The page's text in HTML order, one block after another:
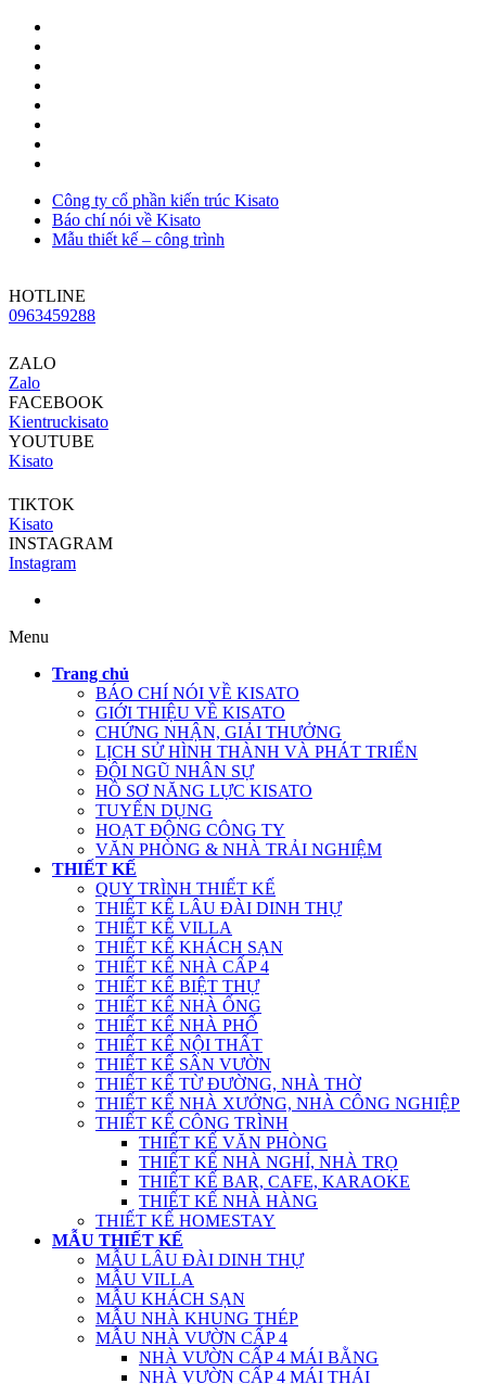
Công ty cổ phần kiến trúc Kisato
Báo chí nói về Kisato
Mẫu thiết kế – công trình
HOTLINE
0963459288
ZALO
Zalo
FACEBOOK
Kientruckisato
YOUTUBE
Kisato
TIKTOK
Kisato
INSTAGRAM
Instagram
Menu
Trang chủ
BÁO CHÍ NÓI VỀ KISATO
GIỚI THIỆU VỀ KISATO
CHỨNG NHẬN, GIẢI THƯỞNG
LỊCH SỬ HÌNH THÀNH VÀ PHÁT TRIỂN
ĐỘI NGŨ NHÂN SỰ
HỒ SƠ NĂNG LỰC KISATO
TUYỂN DỤNG
HOẠT ĐỘNG CÔNG TY
VĂN PHÒNG & NHÀ TRẢI NGHIỆM
THIẾT KẾ
QUY TRÌNH THIẾT KẾ
THIẾT KẾ LÂU ĐÀI DINH THỰ
THIẾT KẾ VILLA
THIẾT KẾ KHÁCH SẠN
THIẾT KẾ NHÀ CẤP 4
THIẾT KẾ BIỆT THỰ
THIẾT KẾ NHÀ ỐNG
THIẾT KẾ NHÀ PHỐ
THIẾT KẾ NỘI THẤT
THIẾT KẾ SÂN VƯỜN
THIẾT KẾ TỪ ĐƯỜNG, NHÀ THỜ
THIẾT KẾ NHÀ XƯỞNG, NHÀ CÔNG NGHIỆP
THIẾT KẾ CÔNG TRÌNH
THIẾT KẾ VĂN PHÒNG
THIẾT KẾ NHÀ NGHỈ, NHÀ TRỌ
THIẾT KẾ BAR, CAFE, KARAOKE
THIẾT KẾ NHÀ HÀNG
THIẾT KẾ HOMESTAY
MẪU THIẾT KẾ
MẪU LÂU ĐÀI DINH THỰ
MẪU VILLA
MẪU KHÁCH SẠN
MẪU NHÀ KHUNG THÉP
MẪU NHÀ VƯỜN CẤP 4
NHÀ VƯỜN CẤP 4 MÁI BẰNG
NHÀ VƯỜN CẤP 4 MÁI THÁI